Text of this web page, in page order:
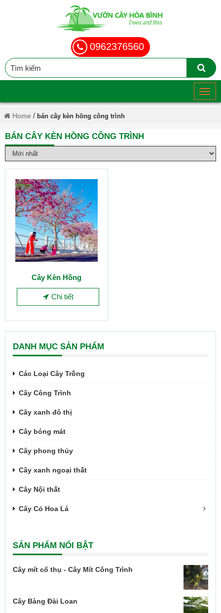
0962376560
Home / bán cây kèn hồng công trình
BÁN CÂY KÈN HỒNG CÔNG TRÌNH
Cây Kèn Hồng
Chi tiết
DANH MỤC SẢN PHẨM
Các Loại Cây Trồng
Cây Công Trình
Cây xanh đô thị
Cây bóng mát
Cây phong thủy
Cây xanh ngoại thất
Cây Nội thất
Cây Cỏ Hoa Lá
SẢN PHẨM NỔI BẬT
Cây mít cổ thụ - Cây Mít Công Trình
Cây Bàng Đài Loan